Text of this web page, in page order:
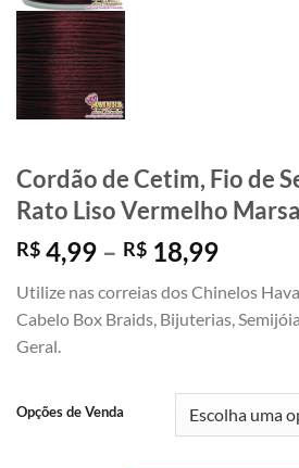
Cordão de Cetim, Fio de
Rato Liso Vermelho
R$ 4,99 – R$ 18,99Faixa
preço:
R$
Utilize nas correias dos Chinelos
Cabelo Box Braids, Bijuterias,
Geral.
Opções de Venda